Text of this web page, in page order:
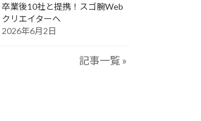
卒業後10社と提携！スゴ腕Web
クリエイターへ
2026年6月2日
記事一覧 »